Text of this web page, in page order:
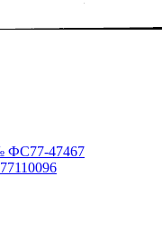
ФС77-47467